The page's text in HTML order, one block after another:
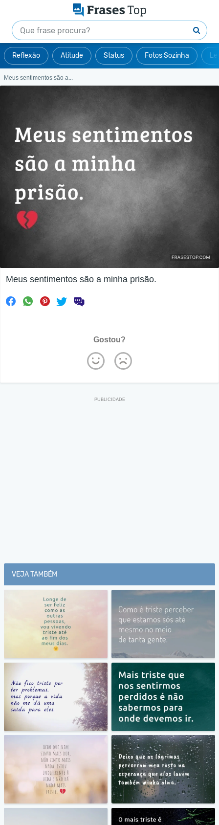
Reflexão Atitude Status Fotos Sozinha
Meus sentimentos são a...
Meus sentimentos são a minha prisão.
Gostou?
VEJA TAMBÉM